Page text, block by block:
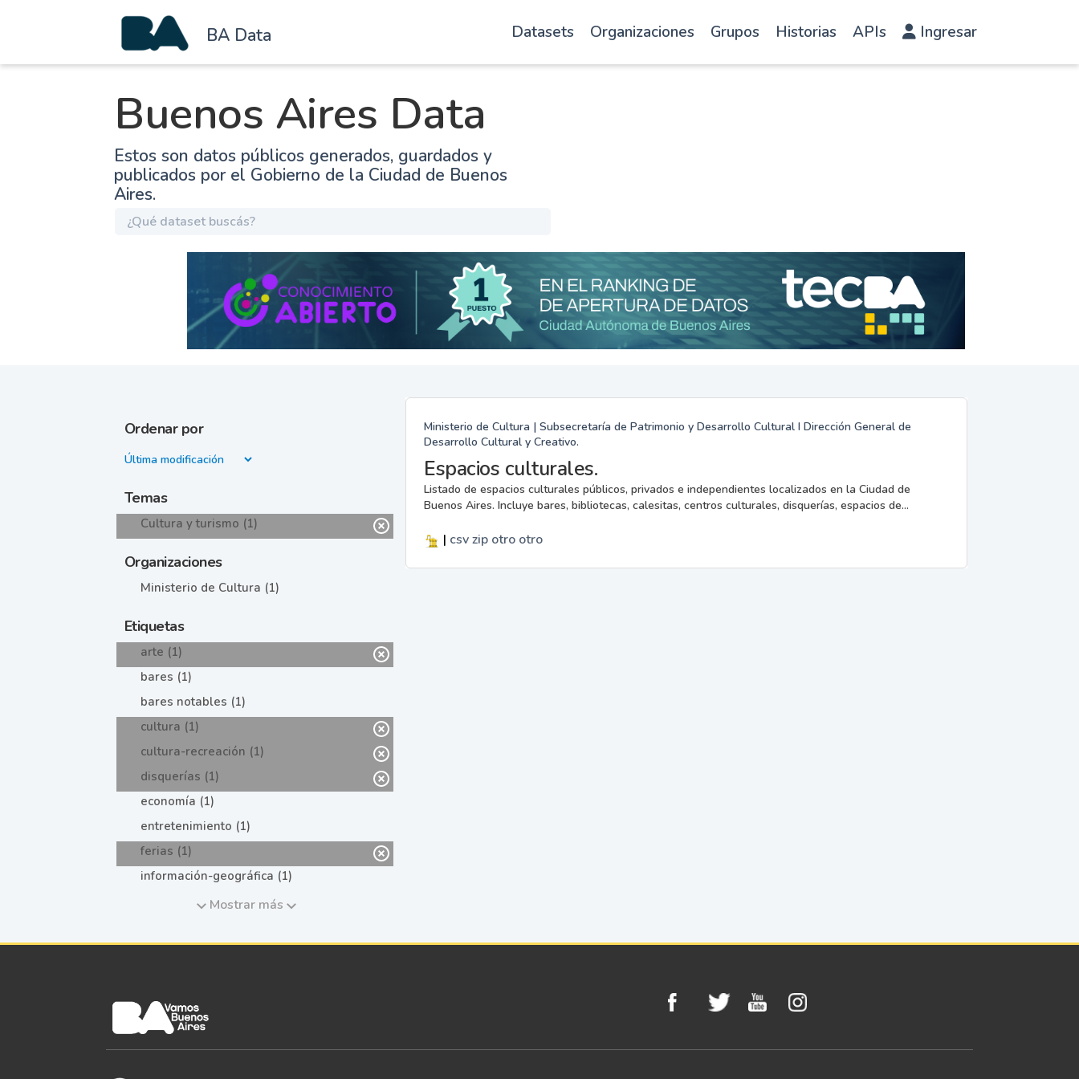
BA Data Datasets Organizaciones Grupos Historias APIs Ingresar
Buenos Aires Data
Estos son datos públicos generados, guardados y
publicados por el Gobierno de la Ciudad de Buenos
Aires.
Ordenar por
Temas
Cultura y turismo (1)
Organizaciones
Ministerio de Cultura (1)
Etiquetas
arte (1)
bares (1)
bares notables (1)
cultura (1)
cultura-recreación (1)
disquerías (1)
economía (1)
entretenimiento (1)
ferias (1)
información-geográfica (1)
Mostrar más
Ministerio de Cultura | Subsecretaría de Patrimonio y Desarrollo Cultural I Dirección General de
Desarrollo Cultural y Creativo.
Espacios culturales.
Listado de espacios culturales públicos, privados e independientes localizados en la Ciudad de
Buenos Aires. Incluye bares, bibliotecas, calesitas, centros culturales, disquerías, espacios de...
| csvzip otro otro